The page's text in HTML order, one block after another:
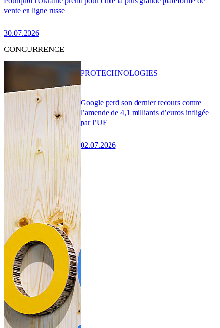
vente en ligne russe
30.07.2026
CONCURRENCE
Google perd son dernier recours contre
l’amende de 4,1 milliards d’euros infligée
par l’UE
02.07.2026
PROTECHNOLOGIES